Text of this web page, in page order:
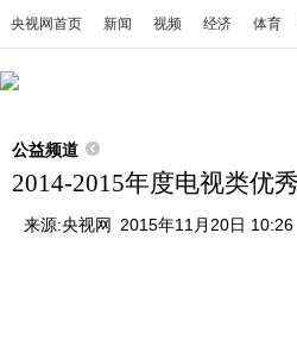
央视网首页 新闻 视频 经济 体育
公益频道
2014-2015年度电视类优
来源:央视网 2015年11月20日 10:26